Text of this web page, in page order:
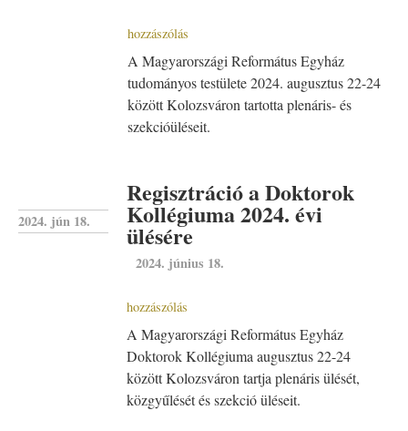
hozzászólás
A Magyarországi Református Egyház
tudományos testülete 2024. augusztus 22-24
között Kolozsváron tartotta plenáris- és
szekcióüléseit.
2024. jún 18.
Regisztráció a Doktorok
Kollégiuma 2024. évi
ülésére
2024. június 18.
hozzászólás
A Magyarországi Református Egyház
Doktorok Kollégiuma augusztus 22-24
között Kolozsváron tartja plenáris ülését,
közgyűlését és szekció üléseit.